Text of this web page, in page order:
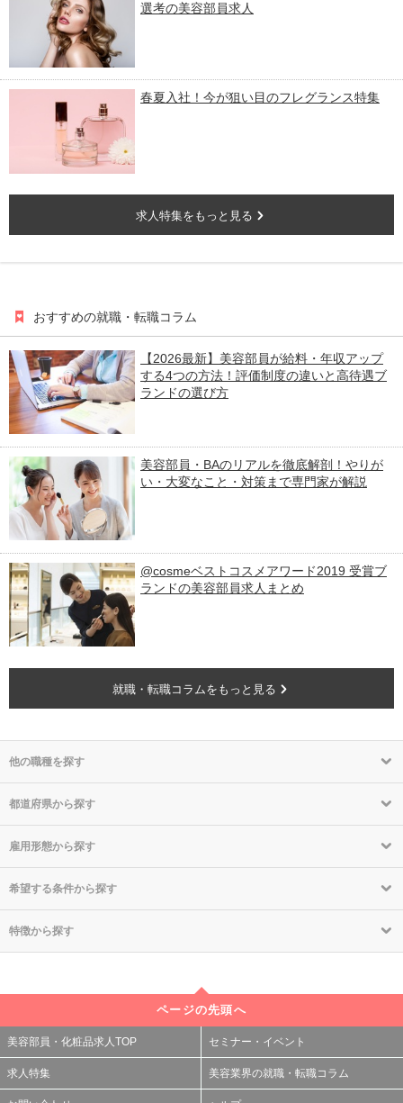
選考の美容部員求人
春夏入社！今が狙い目のフレグランス特集
求人特集をもっと見る
おすすめの就職・転職コラム
【2026最新】美容部員が給料・年収アップ
する4つの方法！評価制度の違いと高待遇ブ
ランドの選び方
美容部員・BAのリアルを徹底解剖！やりが
い・大変なこと・対策まで専門家が解説
@cosmeベストコスメアワード2019 受賞ブ
ランドの美容部員求人まとめ
就職・転職コラムをもっと見る
他の職種を探す
都道府県から探す
雇用形態から探す
希望する条件から探す
特徴から探す
ページの先頭へ
美容部員・化粧品求人TOP セミナー・イベント
求人特集 美容業界の就職・転職コラム